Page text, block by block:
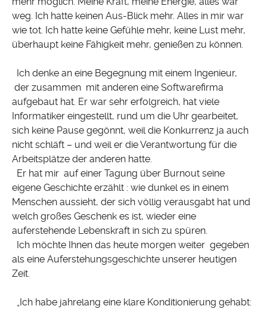
weg. Ich hatte keinen Aus-Blick mehr. Alles in mir war
wie tot. Ich hatte keine Gefühle mehr, keine Lust mehr,
überhaupt keine Fähigkeit mehr, genießen zu können.
Ich denke an eine Begegnung mit einem Ingenieur,
der zusammen mit anderen eine Softwarefirma
aufgebaut hat. Er war sehr erfolgreich, hat viele
Informatiker eingestellt, rund um die Uhr gearbeitet,
sich keine Pause gegönnt, weil die Konkurrenz ja auch
nicht schläft – und weil er die Verantwortung für die
Arbeitsplätze der anderen hatte.
Er hat mir auf einer Tagung über Burnout seine
eigene Geschichte erzählt : wie dunkel es in einem
Menschen aussieht, der sich völlig verausgabt hat und
welch großes Geschenk es ist, wieder eine
auferstehende Lebenskraft in sich zu spüren.
Ich möchte Ihnen das heute morgen weiter gegeben
als eine Auferstehungsgeschichte unserer heutigen
Zeit.
„Ich habe jahrelang eine klare Konditionierung gehabt: